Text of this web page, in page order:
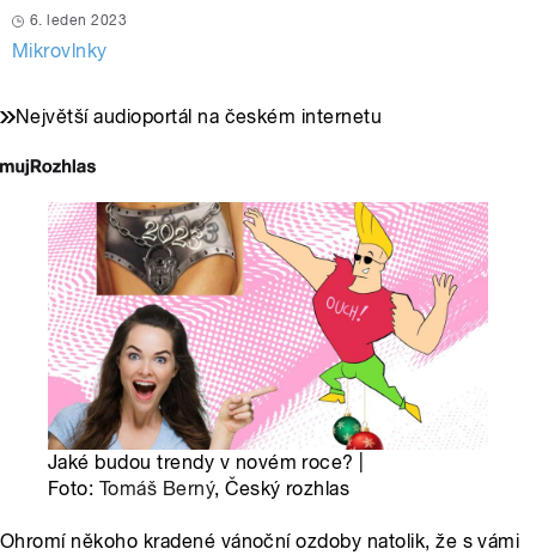
6. leden 2023
Mikrovlnky
Největší audioportál na českém internetu
Jaké budou trendy v novém roce? |
Foto: Tomáš Berný, Český rozhlas
Ohromí někoho kradené vánoční ozdoby natolik, že s vámi